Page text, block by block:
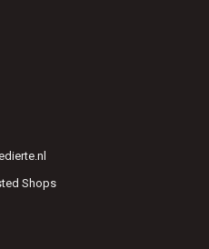
Shops